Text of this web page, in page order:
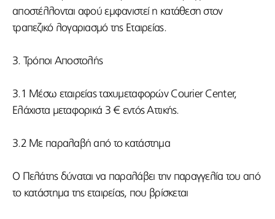
αποστέλλονται αφού εμφανιστεί η κατάθεση στον
τραπεζικό λογαριασμό της Εταιρείας.
3. Τρόποι Αποστολής
3.1 Μέσω εταιρείας ταχυμεταφορών Courier Center,
Ελάχιστα μεταφορικά 3 € εντός Αττικής.
3.2 Με παραλαβή από το κατάστημα
Ο Πελάτης δύναται να παραλάβει την παραγγελία του από
το κατάστημα της εταιρείας, που βρίσκεται